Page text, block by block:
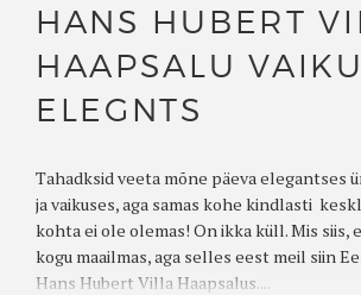
HANS HUBERT
HAAPSALU
ELEGNTS
Tahadksid veeta mõne päeva elegantses
ja vaikuses, aga samas kohe kindlasti
kohta ei ole olemas! On ikka küll. Mis siis,
kogu maailmas, aga selles eest meil siin
Hans Hubert Villa Haapsalus....